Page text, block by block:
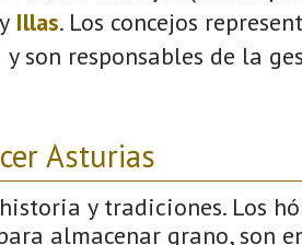
y Illas. Los concejos
son responsables de la
Asturias
y tradiciones. Los
almacenar grano, son